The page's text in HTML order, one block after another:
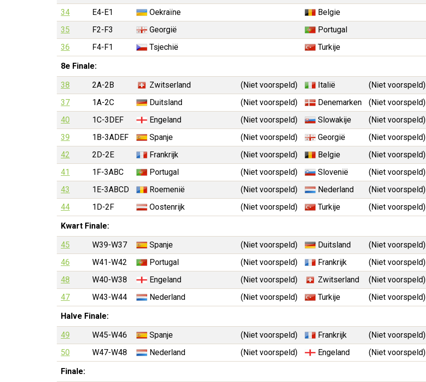
34
E4-E1 Oekraïne Belgie
35
F2-F3 Georgië Portugal
36
F4-F1 Tsjechië Turkije
8e Finale:
38
2A-2B Zwitserland (Niet voorspeld) Italië (Niet voorspeld)
37
1A-2C Duitsland (Niet voorspeld) Denemarken (Niet voorspeld)
40
1C-3DEF Engeland (Niet voorspeld) Slowakije (Niet voorspeld)
39
1B-3ADEF Spanje (Niet voorspeld) Georgië (Niet voorspeld)
42
2D-2E Frankrijk (Niet voorspeld) Belgie (Niet voorspeld)
41
1F-3ABC Portugal (Niet voorspeld) Slovenië (Niet voorspeld)
43
1E-3ABCD Roemenië (Niet voorspeld) Nederland (Niet voorspeld)
44
1D-2F Oostenrijk (Niet voorspeld) Turkije (Niet voorspeld)
Kwart Finale:
45
W39-W37 Spanje (Niet voorspeld) Duitsland (Niet voorspeld)
46
W41-W42 Portugal (Niet voorspeld) Frankrijk (Niet voorspeld)
48
W40-W38 Engeland (Niet voorspeld) Zwitserland (Niet voorspeld)
47
W43-W44 Nederland (Niet voorspeld) Turkije (Niet voorspeld)
Halve Finale:
49
W45-W46 Spanje (Niet voorspeld) Frankrijk (Niet voorspeld)
50
W47-W48 Nederland (Niet voorspeld) Engeland (Niet voorspeld)
Finale: